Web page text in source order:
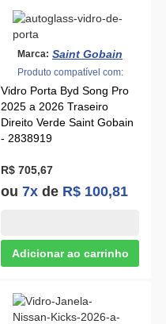
Marca: Saint Gobain
Produto compatível com:
Vidro Porta Byd Song Pro
2025 a 2026 Traseiro
Direito Verde Saint Gobain
- 2838919
R$ 705,67
ou 7x de R$ 100,81